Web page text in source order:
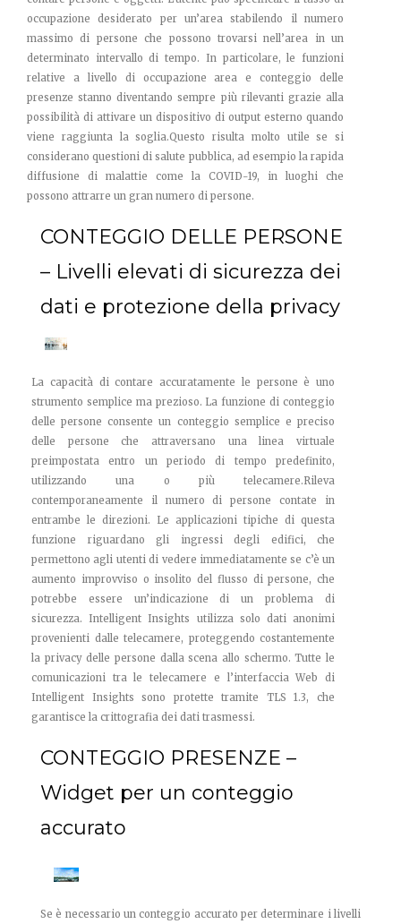
occupazione desiderato per un’area stabilendo il numero
massimo di persone che possono trovarsi nell’area in un
determinato intervallo di tempo. In particolare, le funzioni
relative a livello di occupazione area e conteggio delle
presenze stanno diventando sempre più rilevanti grazie alla
possibilità di attivare un dispositivo di output esterno quando
viene raggiunta la soglia.Questo risulta molto utile se si
considerano questioni di salute pubblica, ad esempio la rapida
diffusione di malattie come la COVID-19, in luoghi che
possono attrarre un gran numero di persone.
CONTEGGIO DELLE PERSONE
– Livelli elevati di sicurezza dei
dati e protezione della privacy
La capacità di contare accuratamente le persone è uno
strumento semplice ma prezioso. La funzione di conteggio
delle persone consente un conteggio semplice e preciso
delle persone che attraversano una linea virtuale
preimpostata entro un periodo di tempo predefinito,
utilizzando una o più telecamere.Rileva
contemporaneamente il numero di persone contate in
entrambe le direzioni. Le applicazioni tipiche di questa
funzione riguardano gli ingressi degli edifici, che
permettono agli utenti di vedere immediatamente se c’è un
aumento improvviso o insolito del flusso di persone, che
potrebbe essere un’indicazione di un problema di
sicurezza. Intelligent Insights utilizza solo dati anonimi
provenienti dalle telecamere, proteggendo costantemente
la privacy delle persone dalla scena allo schermo. Tutte le
comunicazioni tra le telecamere e l’interfaccia Web di
Intelligent Insights sono protette tramite TLS 1.3, che
garantisce la crittografia dei dati trasmessi.
CONTEGGIO PRESENZE –
Widget per un conteggio
accurato
Se è necessario un conteggio accurato per determinare i livelli